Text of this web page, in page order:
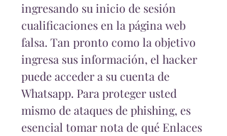
ingresando su inicio de sesión
cualificaciones en la página web
falsa. Tan pronto como la objetivo
ingresa sus información, el hacker
puede acceder a su cuenta de
Whatsapp. Para proteger usted
mismo de ataques de phishing, es
esencial tomar nota de qué Enlaces